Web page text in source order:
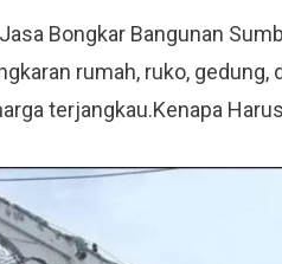
Bongkar Bangunan
rumah, ruko, gedung,
terjangkau.Kenapa